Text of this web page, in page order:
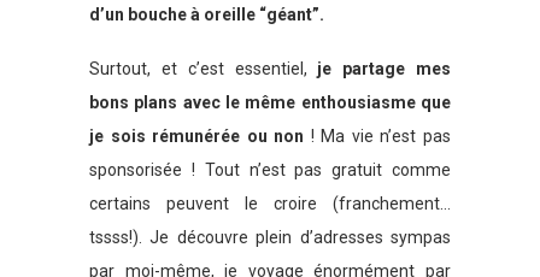
d’un bouche à oreille “géant”.
Surtout, et c’est essentiel, je partage mes
bons plans avec le même enthousiasme que
je sois rémunérée ou non ! Ma vie n’est pas
sponsorisée ! Tout n’est pas gratuit comme
certains peuvent le croire (franchement…
tssss!). Je découvre plein d’adresses sympas
par moi-même, je voyage énormément par